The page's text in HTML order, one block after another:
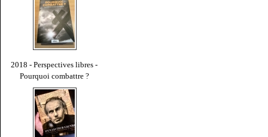
2018 - Perspectives libres -
Pourquoi combattre ?